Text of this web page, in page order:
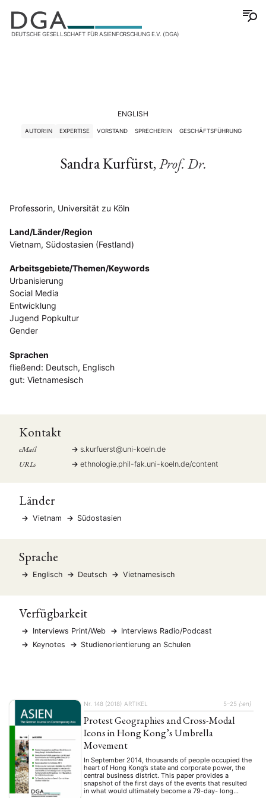
DEUTSCHE GESELLSCHAFT FÜR ASIENFORSCHUNG E.V. (DGA)
ENGLISH
AUTOR:IN EXPERTISE VORSTAND SPRECHER:IN GESCHÄFTSFÜHRUNG
Sandra Kurfürst, Prof. Dr.
Professorin, Universität zu Köln
Land/Länder/Region
Vietnam, Südostasien (Festland)
Arbeitsgebiete/Themen/Keywords
Urbanisierung
Social Media
Entwicklung
Jugend Popkultur
Gender
Sprachen
fließend: Deutsch, Englisch
gut: Vietnamesisch
Kontakt
eMail s.kurfuerst@uni-koeln.de
URLs ethnologie.phil-fak.uni-koeln.de/content
Länder
Vietnam Südostasien
Sprache
Englisch Deutsch Vietnamesisch
Verfügbarkeit
Interviews Print/Web
Interviews Radio/Podcast
Keynotes
Studienorientierung an Schulen
Nr. 148 (2018) ARTIKEL 5–25 {:en}
Protest Geographies and Cross-Modal
Icons in Hong Kong’s Umbrella
Movement
In September 2014, thousands of people occupied the
heart of Hong Kong’s state and corporate power, the
central business district. This paper provides a
snapshot of the first days of the events that resulted
in what would ultimately become a 79-day- long